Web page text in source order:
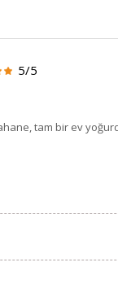
5/5
tam bir ev